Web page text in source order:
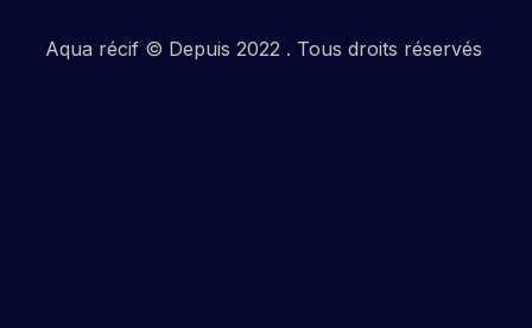
Aqua récif © Depuis 2022 . Tous droits réservés